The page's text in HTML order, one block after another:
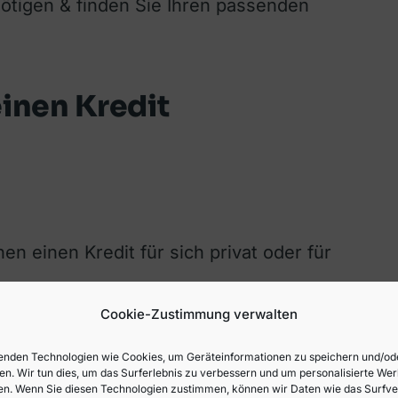
Cookie-Zustimmung verwalten
Technologien wie Cookies, um Geräteinformationen zu speichern und/
Wir tun dies, um das Surferlebnis zu verbessern und um personalisierte
Wenn Sie diesen Technologien zustimmen, können wir Daten wie das
& finden Sie Ihren passenden
Kredit
einen Kredit für sich privat oder für
Anforderungen(z. B. mehr